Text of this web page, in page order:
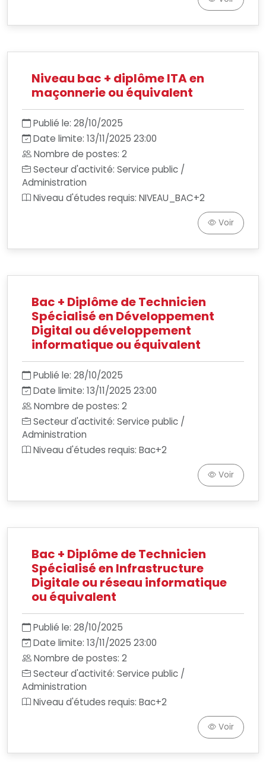
Niveau bac + diplôme ITA en
maçonnerie ou équivalent
Publié le: 28/10/2025
Date limite: 13/11/2025 23:00
Nombre de postes: 2
Secteur d'activité: Service public /
Administration
Niveau d'études requis: NIVEAU_BAC+2
Voir
Bac + Diplôme de Technicien
Spécialisé en Développement
Digital ou développement
informatique ou équivalent
Publié le: 28/10/2025
Date limite: 13/11/2025 23:00
Nombre de postes: 2
Secteur d'activité: Service public /
Administration
Niveau d'études requis: Bac+2
Voir
Bac + Diplôme de Technicien
Spécialisé en Infrastructure
Digitale ou réseau informatique
ou équivalent
Publié le: 28/10/2025
Date limite: 13/11/2025 23:00
Nombre de postes: 2
Secteur d'activité: Service public /
Administration
Niveau d'études requis: Bac+2
Voir